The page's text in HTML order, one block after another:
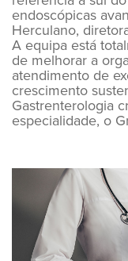
endoscópicas
Herculano,
A equipa está
de melhorar a
atendimento de
crescimento
Gastrenterologia
especialidade, o